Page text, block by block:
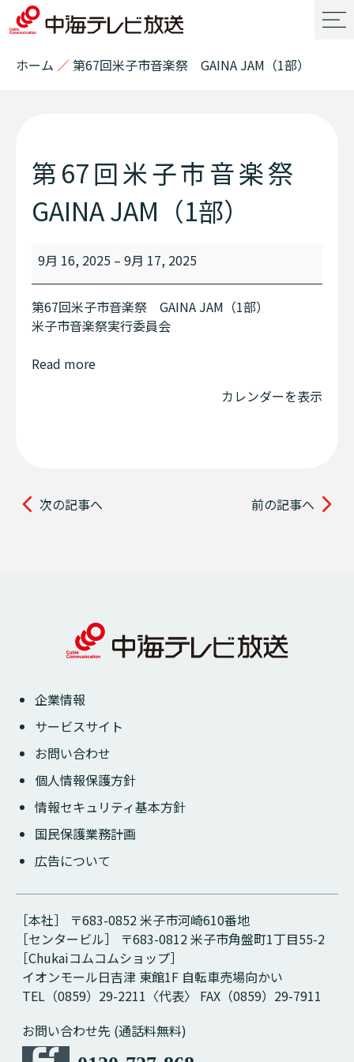
ホーム ／第67回米子市音楽祭 GAINA JAM（1部）
第67回米子市音楽祭
GAINA JAM（1部）
9月 16, 2025 – 9月 17, 2025
第67回米子市音楽祭 GAINA JAM（1部）
米子市音楽祭実行委員会
Read more
カレンダーを表示
次の記事へ 前の記事へ
企業情報
サービスサイト
お問い合わせ
個人情報保護方針
情報セキュリティ基本方針
国民保護業務計画
広告について
［本社］ 〒683-0852 米子市河崎610番地
［センタービル］ 〒683-0812 米子市角盤町1丁目55-2
［Chukaiコムコムショップ］
イオンモール日吉津 東館1F 自転車売場向かい
TEL（0859）29-2211〈代表〉 FAX（0859）29-7911
お問い合わせ先 (通話料無料)